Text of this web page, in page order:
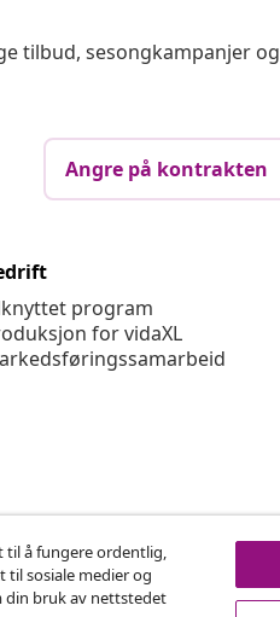
tilbud, sesongkampanjer og
Angre på kontrakten
program
for vidaXL
til å fungere ordentlig,
sosiale medier og
din bruk av nettstedet